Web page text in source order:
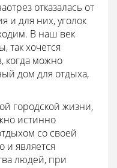
отказалась от
и для них, уголок
В наш век
так хочется
когда можно
дом для отдыха,
городской жизни,
истинно
со своей
и является
людей, при